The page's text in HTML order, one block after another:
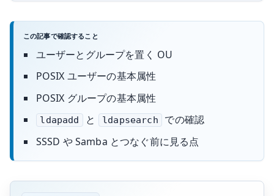
この記事で確認すること
ユーザーとグループを置く OU
POSIX ユーザーの基本属性
POSIX グループの基本属性
ldapadd と ldapsearch
での確認
SSSD や Samba とつなぐ前に見る点